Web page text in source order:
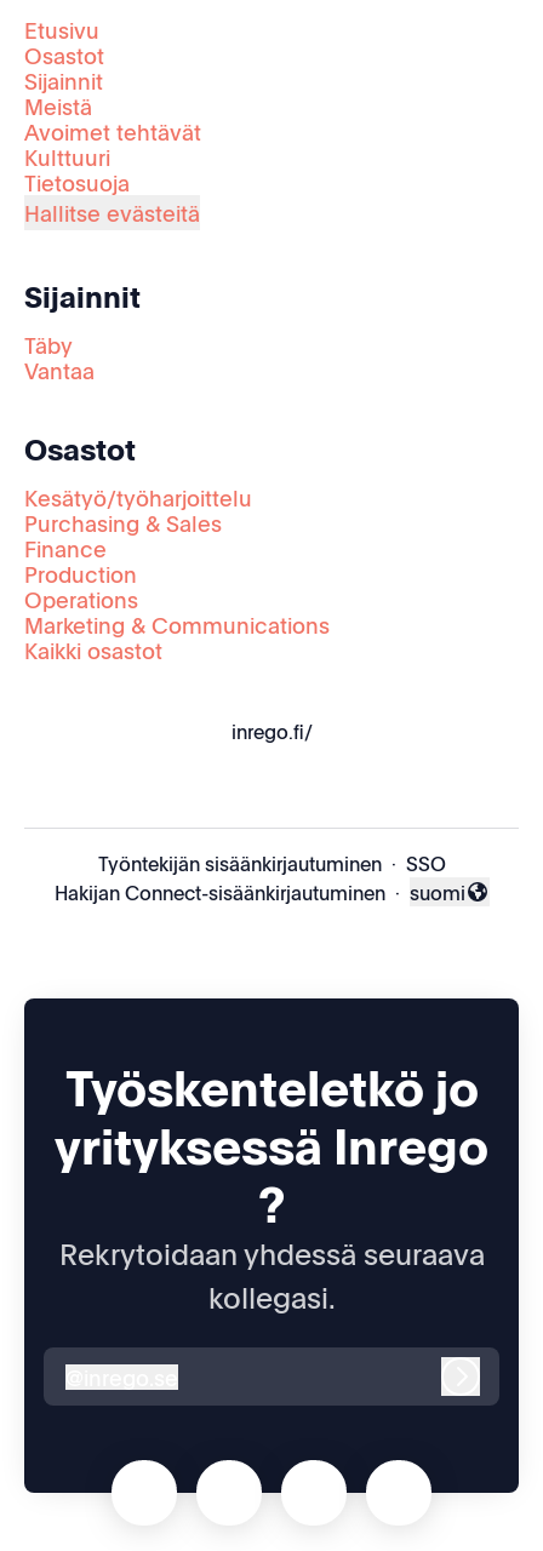
Etusivu
Osastot
Sijainnit
Meistä
Avoimet tehtävät
Kulttuuri
Tietosuoja
Hallitse evästeitä
Sijainnit
Täby
Vantaa
Osastot
Kesätyö/työharjoittelu
Purchasing & Sales
Finance
Production
Operations
Marketing & Communications
Kaikki osastot
inrego.fi/
Työntekijän sisäänkirjautuminen · SSO
Hakijan Connect-sisäänkirjautuminen · Vaihda kieli
suomi
Työskenteletkö jo
yrityksessä Inrego
?
Rekrytoidaan yhdessä seuraava
kollegasi.
inrego.se